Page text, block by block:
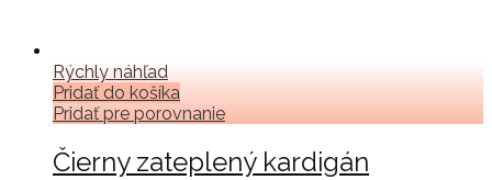
Rýchly náhľad
Pridať do košíka
Pridať pre porovnanie
Čierny zateplený kardigán